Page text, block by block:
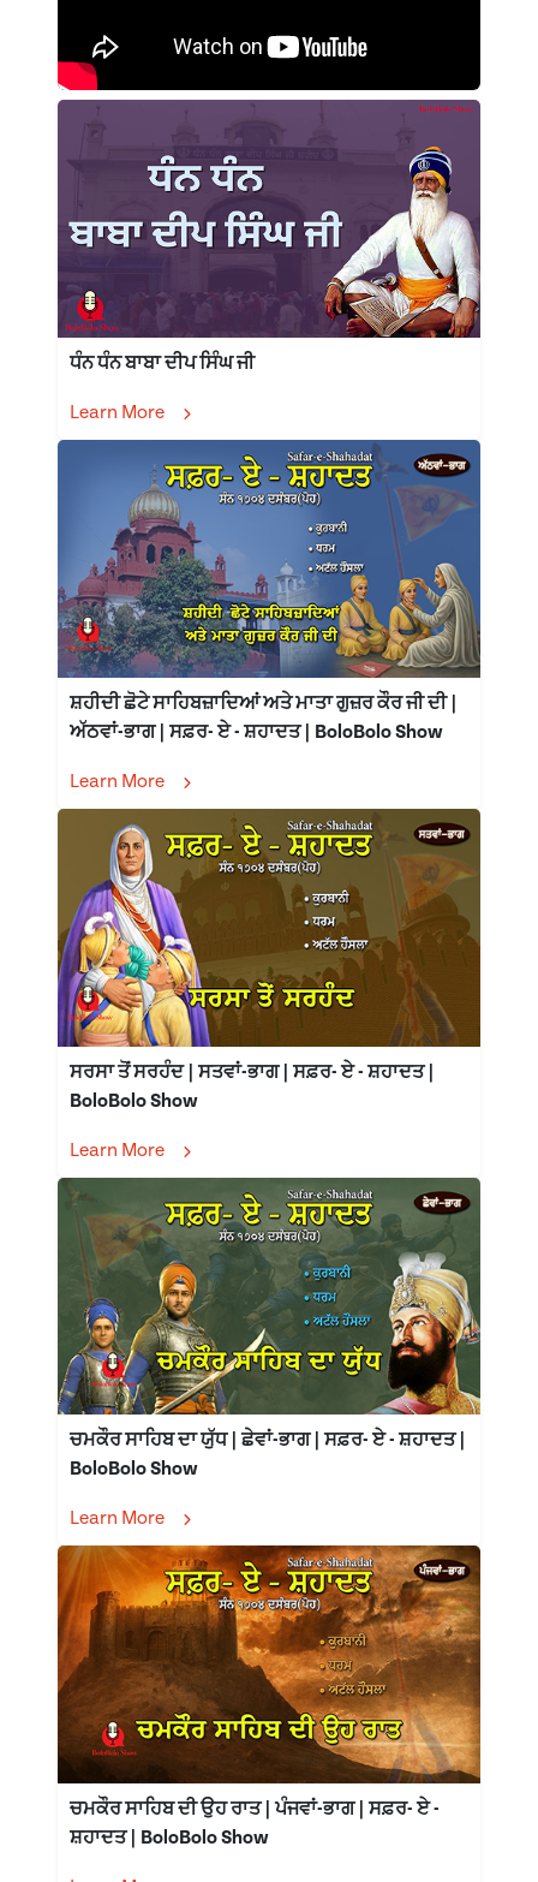
ਧੰਨ ਧੰਨ ਬਾਬਾ ਦੀਪ ਸਿੰਘ ਜੀ
Learn More
ਸ਼ਹੀਦੀ ਛੋਟੇ ਸਾਹਿਬਜ਼ਾਦਿਆਂ ਅਤੇ ਮਾਤਾ ਗੁਜ਼ਰ ਕੌਰ ਜੀ ਦੀ |
ਅੱਠਵਾਂ-ਭਾਗ | ਸਫ਼ਰ- ਏ - ਸ਼ਹਾਦਤ | BoloBolo Show
Learn More
ਸਰਸਾ ਤੋਂ ਸਰਹੰਦ | ਸਤਵਾਂ-ਭਾਗ | ਸਫ਼ਰ- ਏ - ਸ਼ਹਾਦਤ |
BoloBolo Show
Learn More
ਚਮਕੌਰ ਸਾਹਿਬ ਦਾ ਯੁੱਧ | ਛੇਵਾਂ-ਭਾਗ | ਸਫ਼ਰ- ਏ - ਸ਼ਹਾਦਤ |
BoloBolo Show
Learn More
ਚਮਕੌਰ ਸਾਹਿਬ ਦੀ ਉਹ ਰਾਤ | ਪੰਜਵਾਂ-ਭਾਗ | ਸਫ਼ਰ- ਏ -
ਸ਼ਹਾਦਤ | BoloBolo Show